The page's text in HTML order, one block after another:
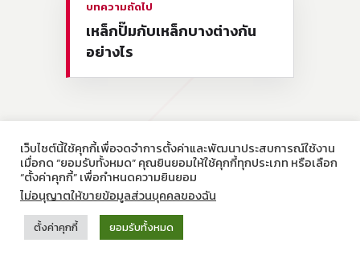
บทความถัดไป
เหล็กปั๊มกับเหล็กบางต่างกัน
อย่างไร
© เหล็กหมุนเวียน - รับซื้อและจำหน่ายเศษเหล็กทุกประเภท
เว็บไซต์นี้ใช้คุกกี้เพื่อจดจำการตั้งค่าและพัฒนาประสบการณ์ใช้งาน
เมื่อกด “ยอมรับทั้งหมด” คุณยินยอมให้ใช้คุกกี้ทุกประเภท หรือเลือก
“ตั้งค่าคุกกี้” เพื่อกำหนดความยินยอม
ไม่อนุญาตให้ขายข้อมูลส่วนบุคคลของฉัน
ตั้งค่าคุกกี้ ยอมรับทั้งหมด